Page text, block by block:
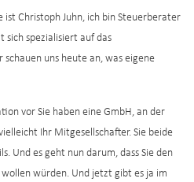
Christoph Juhn, ich bin Steuerberater
sich spezialisiert auf das
uns heute an, was eigene
vor Sie haben eine GmbH, an der
Ihr Mitgesellschafter. Sie beide
Und es geht nun darum, dass Sie den
würden. Und jetzt gibt es ja im